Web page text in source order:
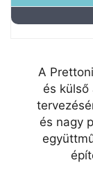
A
és külső
és nagy